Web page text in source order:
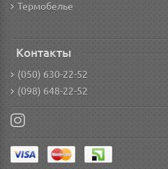
Термобелье
Контакты
(050) 630-22-52
(098) 648-22-52